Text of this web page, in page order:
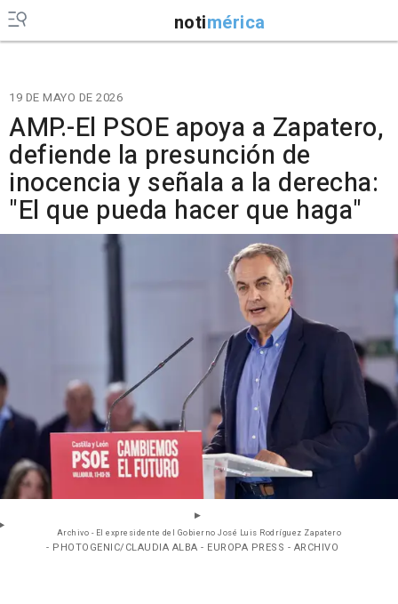
notimérica
19 DE MAYO DE 2026
AMP.-El PSOE apoya a Zapatero,
defiende la presunción de
inocencia y señala a la derecha:
"El que pueda hacer que haga"
Archivo - El expresidente del Gobierno José Luis Rodríguez Zapatero
- PHOTOGENIC/CLAUDIA ALBA - EUROPA PRESS - ARCHIVO